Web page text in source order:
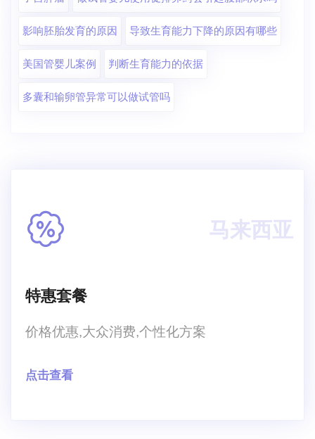
影响胚胎发育的原因 导致生育能力下降的原因有哪些
美国管婴儿案例 判断生育能力的依据
多囊和输卵管异常可以做试管吗
马来西亚
特惠套餐
价格优惠,大众消费,个性化方案
点击查看